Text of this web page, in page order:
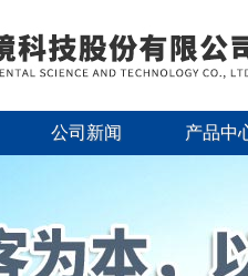
公司新闻 产品中